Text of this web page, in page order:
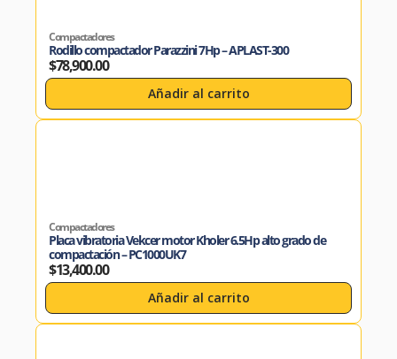
Compactadores
Rodillo compactador Parazzini 7Hp – APLAST-300
$78,900.00
Añadir al carrito
Compactadores
Placa vibratoria Vekcer motor Kholer 6.5Hp alto grado de
compactación – PC1000UK7
$13,400.00
Añadir al carrito